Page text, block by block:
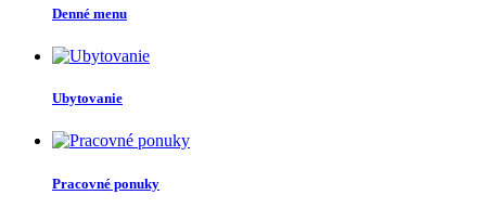
Denné menu
Ubytovanie
Pracovné ponuky